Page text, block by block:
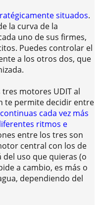
situados.
la curva de la
uno de sus firmes,
Puedes controlar el
a los otros dos, que
motores UDIT al
te permite decidir entre
cada vez más
ritmos e
entre los tres son
central con los de
uso que quieras (o
a cambio, es más o
dependiendo del